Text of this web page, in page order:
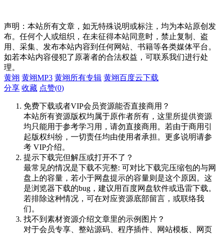
声明：本站所有文章，如无特殊说明或标注，均为本站原创发
布。任何个人或组织，在未征得本站同意时，禁止复制、盗
用、采集、发布本站内容到任何网站、书籍等各类媒体平台。
如若本站内容侵犯了原著者的合法权益，可联系我们进行处
理。
黄翊 黄翊MP3 黄翊所有专辑 黄翊百度云下载
分享 收藏 点赞(0)
免费下载或者VIP会员资源能否直接商用？
本站所有资源版权均属于原作者所有，这里所提供资源
均只能用于参考学习用，请勿直接商用。若由于商用引
起版权纠纷，一切责任均由使用者承担。更多说明请参
考 VIP介绍。
提示下载完但解压或打开不了？
最常见的情况是下载不完整: 可对比下载完压缩包的与网
盘上的容量，若小于网盘提示的容量则是这个原因。这
是浏览器下载的bug，建议用百度网盘软件或迅雷下载。
若排除这种情况，可在对应资源底部留言，或联络我
们。
找不到素材资源介绍文章里的示例图片？
对于会员专享、整站源码、程序插件、网站模板、网页